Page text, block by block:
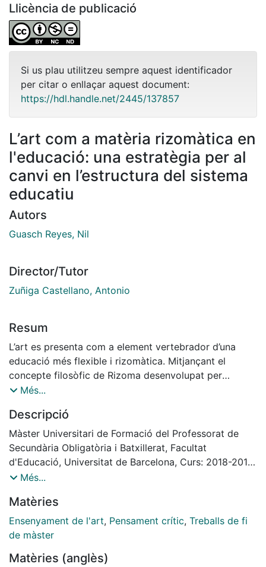
Llicència de publicació
Si us plau utilitzeu sempre aquest identificador
per citar o enllaçar aquest document:
https://hdl.handle.net/2445/137857
L’art com a matèria rizomàtica en
l'educació: una estratègia per al
canvi en l’estructura del sistema
educatiu
Autors
Guasch Reyes, Nil
Director/Tutor
Zuñiga Castellano, Antonio
Resum
L’art es presenta com a element vertebrador d’una
educació més flexible i rizomàtica. Mitjançant el
concepte filosòfic de Rizoma desenvolupat per
Deleuze i Guattari, es busca construir un model
relacionin, a través de l’art i dels seus punts d’unió, les
unes amb les altres. L’estructura rizomàtica com a
alternativa sistèmica i metodològica a la
compartimentació tradicional de l’ensenyament.
També es busca traçar nous vincles entre escola i
per una educació més reflexiva i emancipadora.
Art is presented as a key element of a more flexible
and rhizomatic education. Through the philosophical
Guattari, the aim is to build an educational model in
Més...
Descripció
Màster Universitari de Formació del Professorat de
Secundària Obligatòria i Batxillerat, Facultat
d'Educació, Universitat de Barcelona, Curs: 2018-2019,
Tutor: Antonio Zuñiga Castellano
Més...
Matèries
Ensenyament de l'art, Pensament crític, Treballs de fi
de màster
Matèries (anglès)